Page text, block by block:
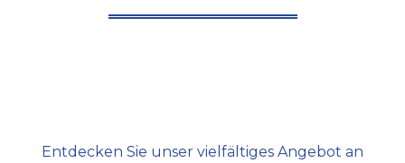
Entdecken Sie unser vielfältiges Angebot an